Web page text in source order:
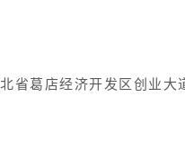
葛店经济开发区创业大